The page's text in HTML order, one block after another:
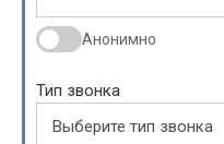
Анонимно
Тип звонка